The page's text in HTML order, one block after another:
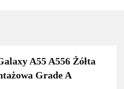
A55 A556 Żółta
Grade A